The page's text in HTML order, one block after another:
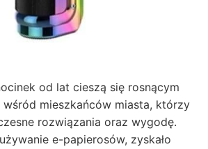
od lat cieszą się rosnącym
wśród mieszkańców miasta, którzy
rozwiązania oraz wygodę.
e-papierosów, zyskało